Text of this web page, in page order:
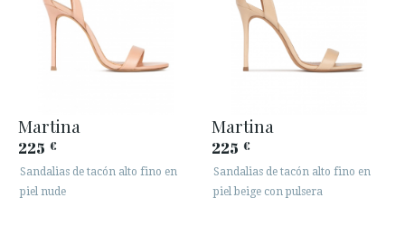
Martina
225 €
Sandalias de tacón alto fino en
piel nude
Martina
225 €
Sandalias de tacón alto fino en
piel beige con pulsera